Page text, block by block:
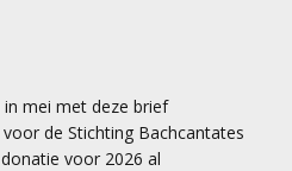
mei met deze brief
de Stichting Bachcantates
voor 2026 al